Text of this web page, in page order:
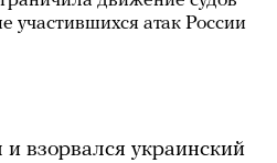
атак России
взорвался украинский